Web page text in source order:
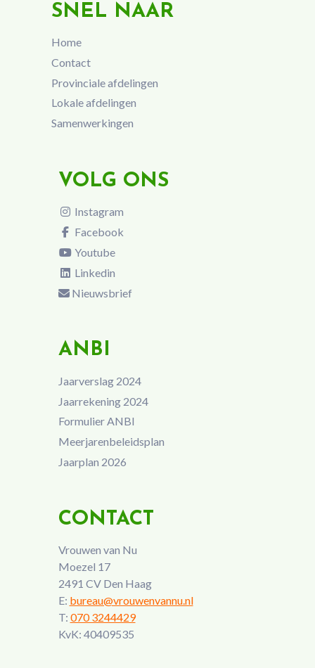
SNEL NAAR
Home
Contact
Provinciale afdelingen
Lokale afdelingen
Samenwerkingen
VOLG ONS
Instagram
Facebook
Youtube
Linkedin
Nieuwsbrief
ANBI
Jaarverslag 2024
Jaarrekening 2024
Formulier ANBI
Meerjarenbeleidsplan
Jaarplan 2026
CONTACT
Vrouwen van Nu
Moezel 17
2491 CV Den Haag
E: bureau@vrouwenvannu.nl
T: 070 3244429
KvK: 40409535